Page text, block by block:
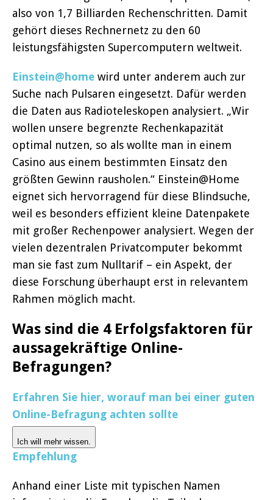
also von 1,7 Billiarden Rechenschritten. Damit
gehört dieses Rechnernetz zu den 60
leistungsfähigsten Supercomputern weltweit.
Einstein@home wird unter anderem auch zur
Suche nach Pulsaren eingesetzt. Dafür werden
die Daten aus Radioteleskopen analysiert. „Wir
wollen unsere begrenzte Rechenkapazität
optimal nutzen, so als wollte man in einem
Casino aus einem bestimmten Einsatz den
größten Gewinn rausholen.“ Einstein@Home
eignet sich hervorragend für diese Blindsuche,
weil es besonders effizient kleine Datenpakete
mit großer Rechenpower analysiert. Wegen der
vielen dezentralen Privatcomputer bekommt
man sie fast zum Nulltarif – ein Aspekt, der
diese Forschung überhaupt erst in relevantem
Rahmen möglich macht.
Was sind die 4 Erfolgsfaktoren für
aussagekräftige Online-
Befragungen?
Erfahren Sie hier, worauf man bei einer guten
Online-Befragung achten sollte
Ich will mehr wissen.
Empfehlung
Anhand einer Liste mit typischen Namen